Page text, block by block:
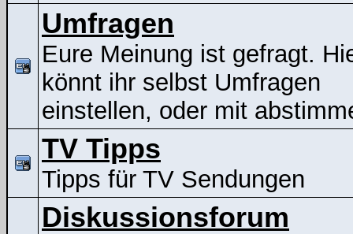
Umfragen
Eure Meinung ist gefragt.
könnt ihr selbst Umfragen
einstellen, oder mit
TV Tipps
Tipps für TV Sendungen
Diskussionsforum